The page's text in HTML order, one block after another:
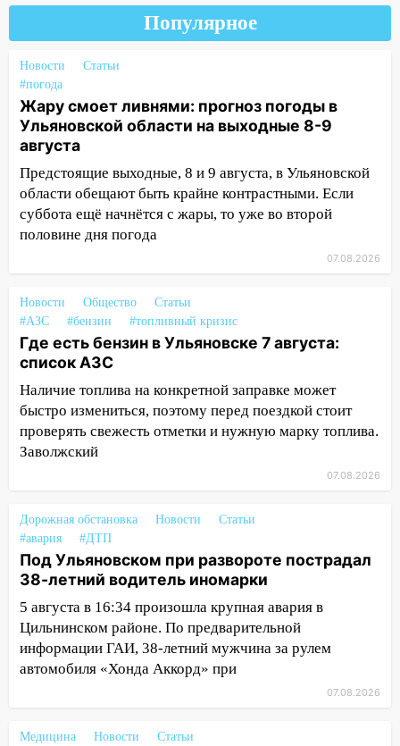
Ульяновцы могут вернуть деньги
за абонементы закрывшегося фитнес-
15:34
прокуратуры в селах Ульяновской
области привели в порядок детские
площадки
15:27 Прокуратура проверяет
капремонт школы в селе Кивать
15:08 В Кузоватово после прокурорской
14:40
На проспекте Гая в Ульяновске
запретили остановку автомобилей на
50-метровом участке
большой фестиваль «Наше время» с
мотофристайлом и концертом
«Мураками»
Жару смоет ливнями: прогноз
13:30
В Ульяновске транспортные
полицейские проведут акцию «Час
пассажира»
13:20 В Ульяновске за один день
обокрали женщину на пляже и
подростка в сквере
Популярное
Новости
Статьи
#погода
Жару смоет ливнями: прогноз погоды в
Ульяновской области на выходные 8-9
августа
Предстоящие выходные, 8 и 9 августа, в Ульяновской
области обещают быть крайне контрастными. Если
суббота ещё начнётся с жары, то уже во второй
половине дня погода
07.08.2026
Новости Общество
Статьи
#АЗС
#бензин #топливный кризис
Где есть бензин в Ульяновске 7 августа:
список АЗС
Наличие топлива на конкретной заправке может
быстро измениться, поэтому перед поездкой стоит
проверять свежесть отметки и нужную марку топлива.
Заволжский
07.08.2026
Дорожная обстановка Новости
Статьи
#авария
#ДТП
Под Ульяновском при развороте пострадал
38-летний водитель иномарки
5 августа в 16:34 произошла крупная авария в
Цильнинском районе. По предварительной
информации ГАИ, 38-летний мужчина за рулем
автомобиля «Хонда Аккорд» при
07.08.2026
Медицина Новости Статьи